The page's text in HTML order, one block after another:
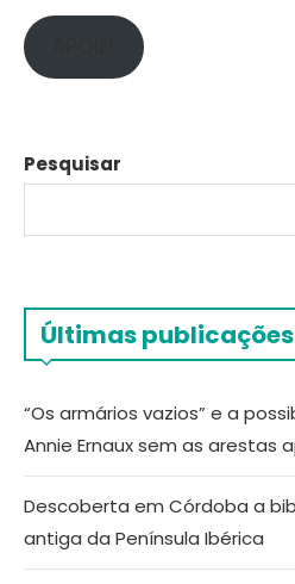
Pesquisar
Últimas publicações
“Os armários vazios” e a
Annie Ernaux sem as arestas
Descoberta em Córdoba a
antiga da Península Ibérica